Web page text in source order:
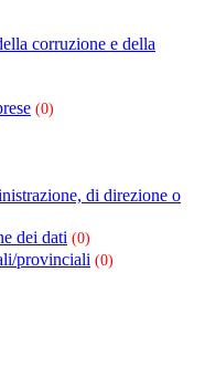
corruzione e della
(0)
di direzione o
dei dati (0)
provinciali (0)